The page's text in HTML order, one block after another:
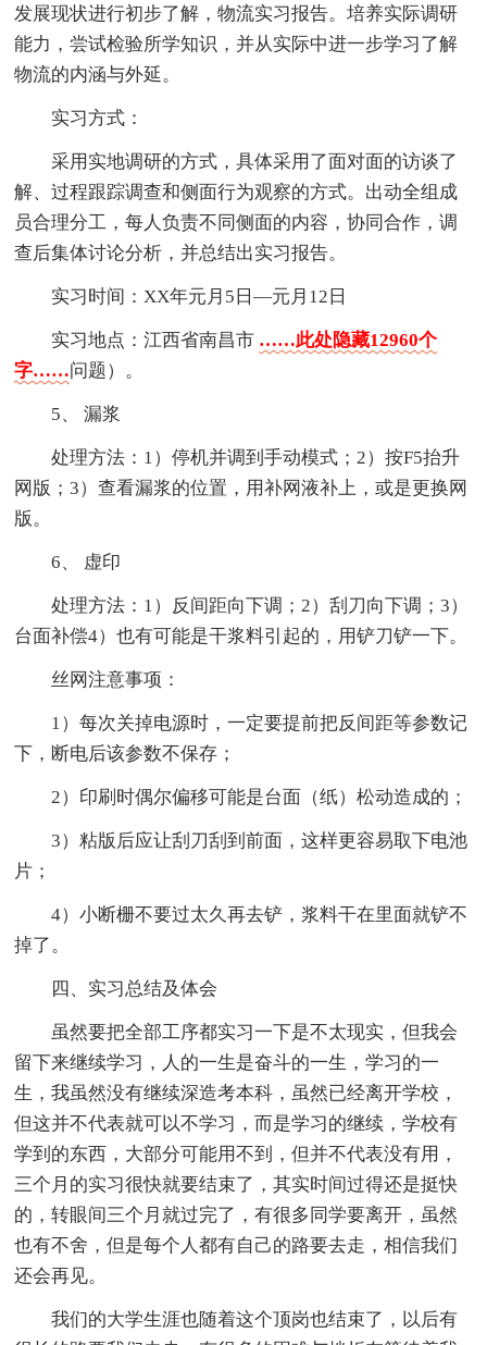
发展现状进行初步了解，物流实习报告。培养实际调研
能力，尝试检验所学知识，并从实际中进一步学习了解
物流的内涵与外延。
实习方式：
采用实地调研的方式，具体采用了面对面的访谈了
解、过程跟踪调查和侧面行为观察的方式。出动全组成
员合理分工，每人负责不同侧面的内容，协同合作，调
查后集体讨论分析，并总结出实习报告。
实习时间：XX年元月5日—元月12日
实习地点：江西省南昌市 ……此处隐藏12960个
字……问题）。
5、 漏浆
处理方法：1）停机并调到手动模式；2）按F5抬升
网版；3）查看漏浆的位置，用补网液补上，或是更换网
版。
6、 虚印
处理方法：1）反间距向下调；2）刮刀向下调；3）
台面补偿4）也有可能是干浆料引起的，用铲刀铲一下。
丝网注意事项：
1）每次关掉电源时，一定要提前把反间距等参数记
下，断电后该参数不保存；
2）印刷时偶尔偏移可能是台面（纸）松动造成的；
3）粘版后应让刮刀刮到前面，这样更容易取下电池
片；
4）小断栅不要过太久再去铲，浆料干在里面就铲不
掉了。
四、实习总结及体会
虽然要把全部工序都实习一下是不太现实，但我会
留下来继续学习，人的一生是奋斗的一生，学习的一
生，我虽然没有继续深造考本科，虽然已经离开学校，
但这并不代表就可以不学习，而是学习的继续，学校有
学到的东西，大部分可能用不到，但并不代表没有用，
三个月的实习很快就要结束了，其实时间过得还是挺快
的，转眼间三个月就过完了，有很多同学要离开，虽然
也有不舍，但是每个人都有自己的路要去走，相信我们
还会再见。
我们的大学生涯也随着这个顶岗也结束了，以后有